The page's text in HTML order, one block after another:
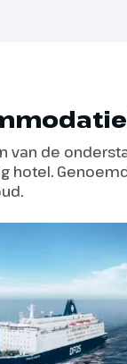
Inclusief
van de
hotel.